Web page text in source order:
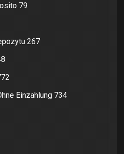
79
267
Einzahlung 734